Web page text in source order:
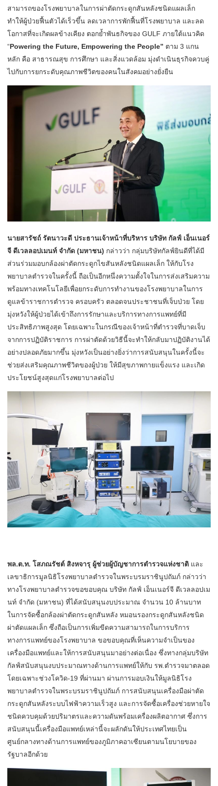
สามารถของโรงพยาบาลในการผ่าตัดกระดูกสันหลังชนิดแผลเล็ก
ทำให้ผู้ป่วยฟื้นตัวได้เร็วขึ้น ลดเวลาการพักฟื้นที่โรงพยาบาล และลด
โอกาสที่จะเกิดผลข้างเคียง ตอกย้ำพันธกิจของ GULF ภายใต้แนวคิด
“Powering the Future, Empowering the People” ตาม 3 แกน
หลัก คือ สาธารณสุข การศึกษา และสิ่งแวดล้อม มุ่งดำเนินธุรกิจควบคู่
ไปกับการยกระดับคุณภาพชีวิตของคนในสังคมอย่างยั่งยืน
นายสารัชถ์ รัตนาวะดี ประธานเจ้าหน้าที่บริหาร บริษัท กัลฟ์ เอ็นเนอร์
จี ดีเวลลอปเมนท์ จำกัด (มหาชน) กล่าวว่า กลุ่มบริษัทกัลฟ์ยินดีที่ได้มี
ส่วนร่วมมอบกล้องผ่าตัดกระดูกไขสันหลังชนิดแผลเล็ก ให้กับโรง
พยาบาลตำรวจในครั้งนี้ ถือเป็นอีกหนึ่งความตั้งใจในการส่งเสริมความ
พร้อมทางเทคโนโลยีเพื่อยกระดับการทำงานของโรงพยาบาลในการ
ดูแลข้าราชการตำรวจ ครอบครัว ตลอดจนประชาชนที่เจ็บป่วย โดย
มุ่งหวังให้ผู้ป่วยได้เข้าถึงการรักษาและบริการทางการแพทย์ที่มี
ประสิทธิภาพสูงสุด โดยเฉพาะในกรณีของเจ้าหน้าที่ตำรวจที่บาดเจ็บ
จากการปฏิบัติราชการ การผ่าตัดด้วยวิธีนี้จะทำให้กลับมาปฏิบัติงานได้
อย่างปลอดภัยมากขึ้น มุ่งหวังเป็นอย่างยิ่งว่าการสนับสนุนในครั้งนี้จะ
ช่วยส่งเสริมคุณภาพชีวิตของผู้ป่วย ให้มีสุขภาพกายแข็งแรง และเกิด
ประโยชน์สูงสุดแก่โรงพยาบาลต่อไป
พล.ต.ท. โสภณรัชต์ สิงหจารุ ผู้ช่วยผู้บัญชาการตำรวจแห่งชาติ และ
เลขาธิการมูลนิธิโรงพยาบาลตำรวจในพระบรมราชินูปถัมภ์ กล่าวว่า
ทางโรงพยาบาลตำรวจขอขอบคุณ บริษัท กัลฟ์ เอ็นเนอร์จี ดีเวลลอปเม
นท์ จำกัด (มหาชน) ที่ได้สนับสนุนงบประมาณ จำนวน 10 ล้านบาท
ในการจัดซื้อกล้องผ่าตัดกระดูกสันหลัง หมอนรองกระดูกสันหลังชนิด
ผ่าตัดแผลเล็ก ซึ่งถือเป็นการเพิ่มขีดความสามารถในการบริการ
ทางการแพทย์ของโรงพยาบาล ขอขอบคุณที่เห็นความจำเป็นของ
เครื่องมือแพทย์และให้การสนับสนุนมาอย่างต่อเนื่อง ซึ่งทางกลุ่มบริษัท
กัลฟ์สนับสนุนงบประมาณทางด้านการแพทย์ให้กับ รพ.ตำรวจมาตลอด
โดยเฉพาะช่วงโควิด-19 ที่ผ่านมา ผ่านการมอบเงินให้มูลนิธิโรง
พยาบาลตำรวจในพระบรมราชินูปถัมภ์ การสนับสนุนเครื่องมือผ่าตัด
กระดูกสันหลังระบบไฟฟ้าความเร็วสูง และการจัดซื้อเครื่องช่วยหายใจ
ชนิดควบคุมด้วยปริมาตรและความดันพร้อมเครื่องผลิตอากาศ ซึ่งการ
สนับสนุนนี้เครื่องมือแพทย์เหล่านี้จะผลักดันให้ประเทศไทยเป็น
ศูนย์กลางทางด้านการแพทย์ของภูมิภาคอาเซียนตามนโยบายของ
รัฐบาลอีกด้วย